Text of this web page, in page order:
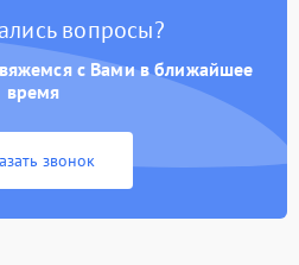
вопросы?
с Вами в ближайшее
время
звонок